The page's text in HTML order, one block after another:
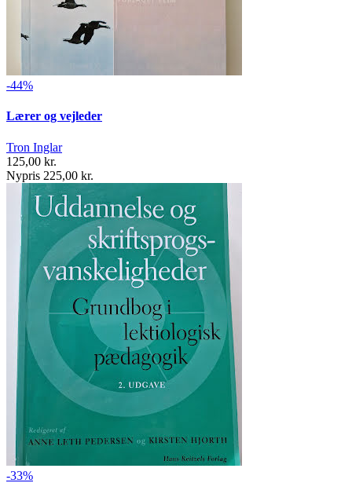
-44%
Lærer og vejleder
Tron Inglar
125,00 kr.
Nypris 225,00 kr.
-33%